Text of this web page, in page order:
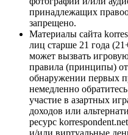
принадлежащих
запрещено.
Материалы сайта
лиц старше 21 года
может вызвать
правила (принципы)
обнаружении первых
немедленно
участие в азартных
доходов или
ресурс
и/или виртуальные